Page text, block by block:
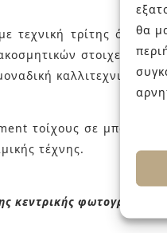
θα
τεχνική τρίτης
στοιχείων.
καλλιτεχνική
τοίχους σε μπάνια,
τέχνης.
κεντρικής